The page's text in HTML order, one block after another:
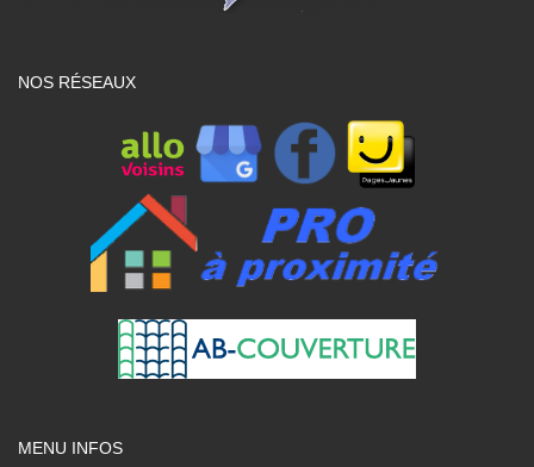
NOS RÉSEAUX
MENU INFOS